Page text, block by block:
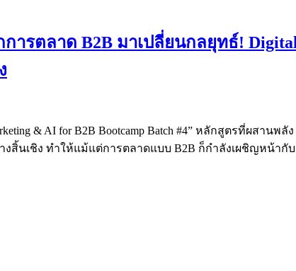
ารตลาด B2B มาเปลี่ยนกลยุทธ์!
& AI for B2B Bootcamp Batch #4” หลักสูตรที่ผ
สิ้นเชิง ทำให้แม้แต่การตลาดแบบ B2B ก็กำลังเผชิญหน้า